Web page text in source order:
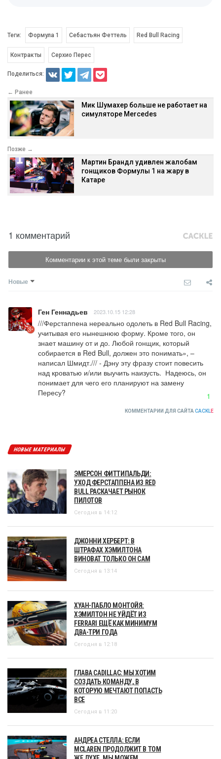
Теги: Формула 1 Себастьян Феттель Red Bull Racing
Контракты Серхио Перес
Поделиться:
← Ранее
Мик Шумахер больше не работает на
симуляторе Mercedes
Позже →
Мартин Брандл удивлен жалобам
гонщиков Формулы 1 на жару в
Катаре
1 комментарий
Комментарии к этой теме были закрыты
Новые
Ген Геннадьев 2023.10.15 12:28
///Ферстаппена нереально одолеть в Red Bull Racing,
учитывая его нынешнюю форму. Кроме того, он
знает машину от и до. Любой гонщик, который
собирается в Red Bull, должен это понимать», –
написал Шмидт./// - Дэну эту фразу стоит повесить
над кроватью и/или выучить наизусть.  Надеюсь, он
понимает для чего его планируют на замену
Пересу?
1
КОММЕНТАРИИ ДЛЯ САЙТА CACKLE
НОВЫЕ МАТЕРИАЛЫ
ЭМЕРСОН ФИТТИПАЛЬДИ:
УХОД ФЕРСТАППЕНА ИЗ RED
BULL РАСКАЧАЕТ РЫНОК
ПИЛОТОВ
Сегодня в 14:12
ДЖОННИ ХЕРБЕРТ: В
ШТРАФАХ ХЭМИЛТОНА
ВИНОВАТ ТОЛЬКО ОН САМ
Сегодня в 13:14
ХУАН-ПАБЛО МОНТОЙЯ:
ХЭМИЛТОН НЕ УЙДЁТ ИЗ
FERRARI ЕЩЁ КАК МИНИМУМ
ДВА-ТРИ ГОДА
Сегодня в 12:18
ГЛАВА CADILLAC: МЫ ХОТИМ
СОЗДАТЬ КОМАНДУ, В
КОТОРУЮ МЕЧТАЮТ ПОПАСТЬ
ВСЕ
Сегодня в 11:20
АНДРЕА СТЕЛЛА: ЕСЛИ
MCLAREN ПРОДОЛЖИТ В ТОМ